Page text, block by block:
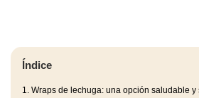
Índice
1. Wraps de lechuga: una opción saludable y